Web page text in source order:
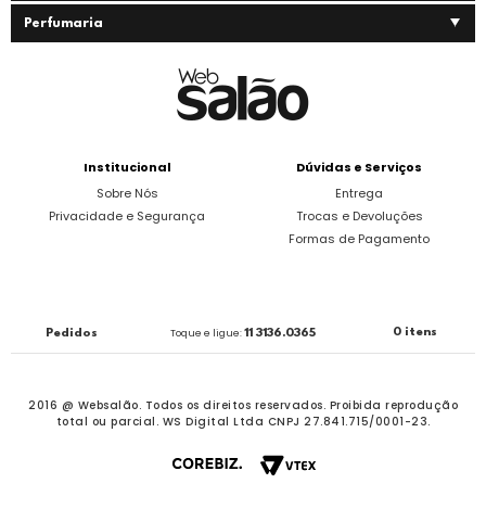
Perfumaria
Institucional
Sobre Nós
Privacidade e Segurança
Dúvidas e Serviços
Entrega
Trocas e Devoluções
Formas de Pagamento
Pedidos Toque e ligue:11 3136.0365 0 itens
2016 @ Websalão. Todos os direitos reservados. Proibida reprodução
total ou parcial. WS Digital Ltda CNPJ 27.841.715/0001-23.